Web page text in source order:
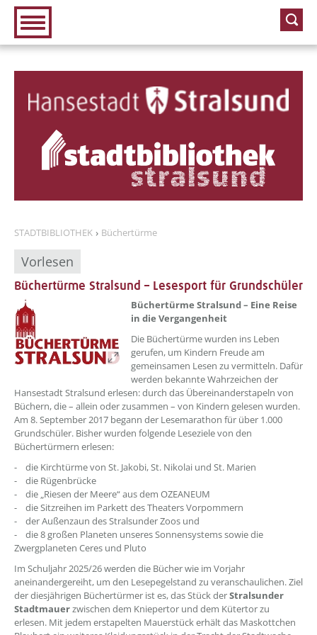
Zur Hauptnavigation
Zum Inhalt
STADTBIBLIOTHEK Büchertürme
Vorlesen
Büchertürme Stralsund – Lesesport für Grundschüler
??? absaetzeOben[1]/titel ???
Büchertürme Stralsund – Eine Reise
in die Vergangenheit
Die Büchertürme wurden ins Leben
gerufen, um Kindern Freude am
gemeinsamen Lesen zu vermitteln. Dafür
werden bekannte Wahrzeichen der
Hansestadt Stralsund erlesen: durch das Übereinanderstapeln von
Büchern, die – allein oder zusammen – von Kindern gelesen wurden.
Am 8. September 2017 begann der Lesemarathon für über 1.000
Grundschüler. Bisher wurden folgende Leseziele von den
Büchertürmern erlesen:
- die Kirchtürme von St. Jakobi, St. Nikolai und St. Marien
- die Rügenbrücke
- die „Riesen der Meere“ aus dem OZEANEUM
- die Sitzreihen im Parkett des Theaters Vorpommern
- der Außenzaun des Stralsunder Zoos und
- die 8 großen Planeten unseres Sonnensystems sowie die
Zwergplaneten Ceres und Pluto
Im Schuljahr 2025/26 werden die Bücher wie im Vorjahr
aneinandergereiht, um den Lesepegelstand zu veranschaulichen. Ziel
der diesjährigen Büchertürmer ist es, das Stück derStralsunder
Stadtmauerzwischen dem Kniepertor und dem Kütertor zu
erlesen. Mit jedem erstapelten Mauerstück erhält das Maskottchen